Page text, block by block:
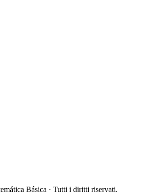
Básica · Tutti i diritti riservati.